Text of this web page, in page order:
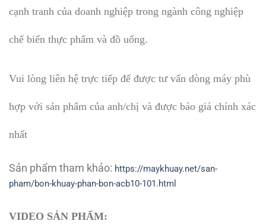
cạnh tranh của doanh nghiệp trong ngành công nghiệp
chế biến thực phẩm và đồ uống.
Vui lòng liên hệ trực tiếp để được tư vấn dòng máy phù
hợp với sản phẩm của anh/chị và được báo giá chính xác
nhất
Sản phẩm tham khảo: https://maykhuay.net/san-
pham/bon-khuay-phan-bon-acb10-101.html
VIDEO SẢN PHẨM: